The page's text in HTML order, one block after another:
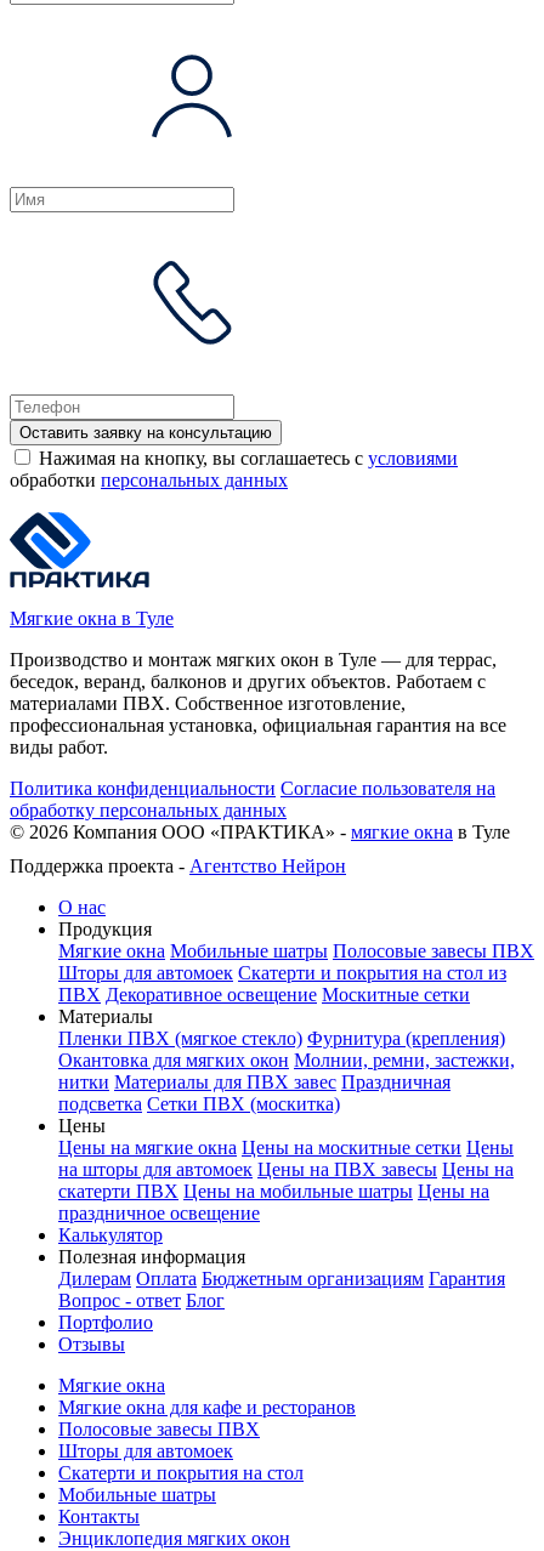
Оставить заявку на консультацию
Нажимая на кнопку, вы соглашаетесь с условиями
обработки персональных данных
Мягкие окна в Туле
Производство и монтаж мягких окон в Туле — для террас,
беседок, веранд, балконов и других объектов. Работаем с
материалами ПВХ. Собственное изготовление,
профессиональная установка, официальная гарантия на все
виды работ.
Политика конфиденциальности Согласие пользователя на
обработку персональных данных
© 2026 Компания ООО «ПРАКТИКА» - мягкие окна в Туле
Поддержка проекта - Агентство Нейрон
О нас
Продукция
Мягкие окна Мобильные шатры Полосовые завесы ПВХ
Шторы для автомоек Скатерти и покрытия на стол из
ПВХ Декоративное освещение Москитные сетки
Материалы
Пленки ПВХ (мягкое стекло) Фурнитура (крепления)
Окантовка для мягких окон Молнии, ремни, застежки,
нитки Материалы для ПВХ завес Праздничная
подсветка Сетки ПВХ (москитка)
Цены
Цены на мягкие окна Цены на москитные сетки Цены
на шторы для автомоек Цены на ПВХ завесы Цены на
скатерти ПВХ Цены на мобильные шатры Цены на
праздничное освещение
Калькулятор
Полезная информация
Дилерам Оплата Бюджетным организациям Гарантия
Вопрос - ответ Блог
Портфолио
Отзывы
Мягкие окна
Мягкие окна для кафе и ресторанов
Полосовые завесы ПВХ
Шторы для автомоек
Скатерти и покрытия на стол
Мобильные шатры
Контакты
Энциклопедия мягких окон